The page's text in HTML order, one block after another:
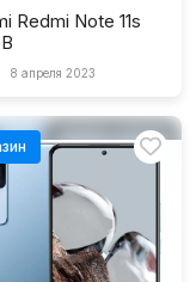
Redmi Note 11s
8 апреля 2023